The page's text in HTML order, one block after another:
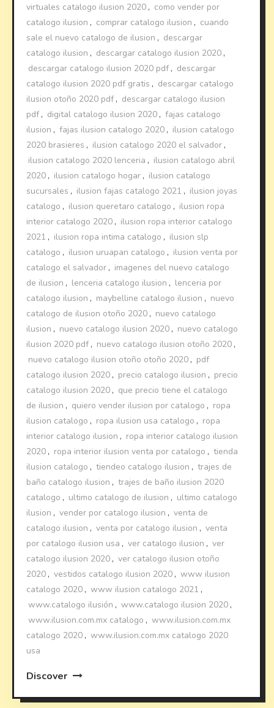
virtuales catalogo ilusion 2020 , como vender por
catalogo ilusion , comprar catalogo ilusion , cuando
sale el nuevo catalogo de ilusion , descargar
catalogo ilusion , descargar catalogo ilusion 2020 ,
descargar catalogo ilusion 2020 pdf , descargar
catalogo ilusion 2020 pdf gratis , descargar catalogo
ilusion otoño 2020 pdf , descargar catalogo ilusion
pdf , digital catalogo ilusion 2020 , fajas catalogo
ilusion , fajas ilusion catalogo 2020 , ilusion catalogo
2020 brasieres , ilusion catalogo 2020 el salvador ,
ilusion catalogo 2020 lenceria , ilusion catalogo abril
2020 , ilusion catalogo hogar , ilusion catalogo
sucursales , ilusion fajas catalogo 2021 , ilusion joyas
catalogo , ilusion queretaro catalogo , ilusion ropa
interior catalogo 2020 , ilusion ropa interior catalogo
2021 , ilusion ropa intima catalogo , ilusion slp
catalogo , ilusion uruapan catalogo , ilusion venta por
catalogo el salvador , imagenes del nuevo catalogo
de ilusion , lenceria catalogo ilusion , lenceria por
catalogo ilusion , maybelline catalogo ilusion , nuevo
catalogo de ilusion otoño 2020 , nuevo catalogo
ilusion , nuevo catalogo ilusion 2020 , nuevo catalogo
ilusion 2020 pdf , nuevo catalogo ilusion otoño 2020 ,
nuevo catalogo ilusion otoño otoño 2020 , pdf
catalogo ilusion 2020 , precio catalogo ilusion , precio
catalogo ilusion 2020 , que precio tiene el catalogo
de ilusion , quiero vender ilusion por catalogo , ropa
ilusion catalogo , ropa ilusion usa catalogo , ropa
interior catalogo ilusion , ropa interior catalogo ilusion
2020 , ropa interior ilusion venta por catalogo , tienda
ilusion catalogo , tiendeo catalogo ilusion , trajes de
baño catalogo ilusion , trajes de baño ilusion 2020
catalogo , ultimo catalogo de ilusion , ultimo catalogo
ilusion , vender por catalogo ilusion , venta de
catalogo ilusion , venta por catalogo ilusion , venta
por catalogo ilusion usa , ver catalogo ilusion , ver
catalogo ilusion 2020 , ver catalogo ilusion otoño
2020 , vestidos catalogo ilusion 2020 , www ilusion
catalogo 2020 , www ilusion catalogo 2021 ,
www.catalogo ilusión , www.catalogo ilusion 2020 ,
www.ilusion.com.mx catalogo , www.ilusion.com.mx
catalogo 2020 , www.ilusion.com.mx catalogo 2020
usa
Discover